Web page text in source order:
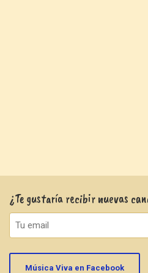
¿Te gustaría recibir nuevas
Música Viva en Facebook